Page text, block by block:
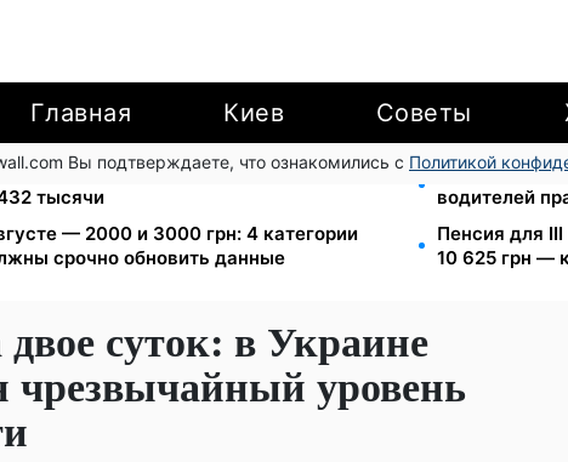
Главная Киев Советы
Вы подтверждаете, что ознакомились с Политикой
жилье от ареста за коммуналку: с
тысячи
26 000
водителей
— 2000 и 3000 грн: 4 категории
срочно обновить данные
Пенсия для
10 625 грн —
суток: в Украине
чрезвычайный уровень